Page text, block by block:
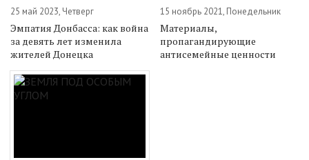
25 май 2023, Четверг
Эмпатия Донбасса: как война
за девять лет изменила
жителей Донецка
15 ноябрь 2021, Понедельник
Материалы,
пропагандирующие
антисемейные ценности